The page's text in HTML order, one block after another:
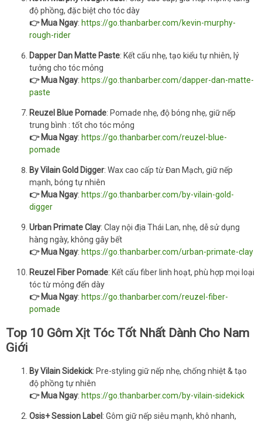
độ phồng, đặc biệt cho tóc dày
👉 Mua Ngay: https://go.thanbarber.com/kevin-murphy-
rough-rider
Dapper Dan Matte Paste: Kết cấu nhẹ, tạo kiểu tự nhiên, lý
tưởng cho tóc mỏng
👉 Mua Ngay: https://go.thanbarber.com/dapper-dan-matte-
paste
Reuzel Blue Pomade: Pomade nhẹ, độ bóng nhẹ, giữ nếp
trung bình : tốt cho tóc mỏng
👉 Mua Ngay: https://go.thanbarber.com/reuzel-blue-
pomade
By Vilain Gold Digger: Wax cao cấp từ Đan Mạch, giữ nếp
mạnh, bóng tự nhiên
👉 Mua Ngay: https://go.thanbarber.com/by-vilain-gold-
digger
Urban Primate Clay: Clay nội địa Thái Lan, nhẹ, dễ sử dụng
hàng ngày, không gây bết
👉 Mua Ngay: https://go.thanbarber.com/urban-primate-clay
Reuzel Fiber Pomade: Kết cấu fiber linh hoạt, phù hợp mọi loại
tóc từ mỏng đến dày
👉 Mua Ngay: https://go.thanbarber.com/reuzel-fiber-
pomade
Top 10 Gôm Xịt Tóc Tốt Nhất Dành Cho Nam
Giới
By Vilain Sidekick: Pre-styling giữ nếp nhẹ, chống nhiệt & tạo
độ phồng tự nhiên
👉 Mua Ngay: https://go.thanbarber.com/by-vilain-sidekick
Osis+ Session Label : Gôm giữ nếp siêu mạnh, khô nhanh,